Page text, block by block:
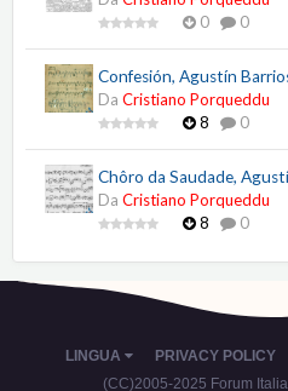
0
0
Confesión, Agustín
Da Cristiano Porqueddu
8
0
Chôro da Saudade,
Da Cristiano Porqueddu
8
0
LINGUA PRIVACY POLICY
(CC)2005-2025 Forum